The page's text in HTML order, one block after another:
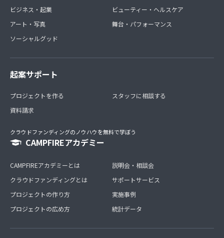
ビジネス・起業
アート・写真
ソーシャルグッド
ビューティー・ヘルスケア
舞台・パフォーマンス
起案サポート
プロジェクトを作る
資料請求
スタッフに相談する
クラウドファンディングのノウハウを無料で学ぼう
CAMPFIREアカデミー
CAMPFIREアカデミーとは
クラウドファンディングとは
プロジェクトの作り方
プロジェクトの広め方
説明会・相談会
サポートサービス
実施事例
統計データ